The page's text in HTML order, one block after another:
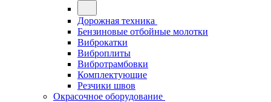
Дорожная техника
Бензиновые отбойные молотки
Виброкатки
Виброплиты
Вибротрамбовки
Комплектующие
Резчики швов
Окрасочное оборудование